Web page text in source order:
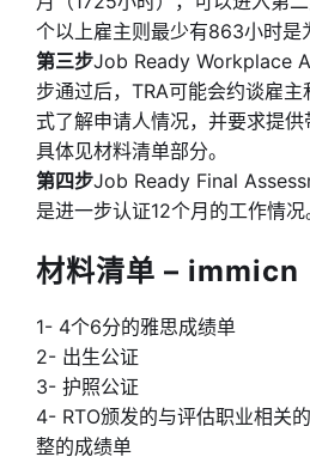
个以上雇主则最少有863小时是
第三步Job Ready Workplace
步通过后，TRA可能会约谈雇
式了解申请人情况，并要求提供
具体见材料清单部分。
第四步Job Ready Final
是进一步认证12个月的工作情况
材料清单 – immicn
1- 4个6分的雅思成绩单
2- 出生公证
3- 护照公证
4- RTO颁发的与评估职业相关
整的成绩单